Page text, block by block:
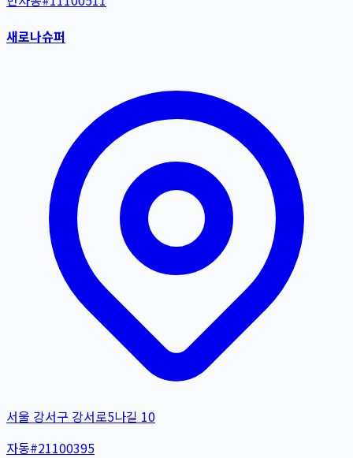
새로나슈퍼
서울 강서구 강서로5나길 10
자동#21100395